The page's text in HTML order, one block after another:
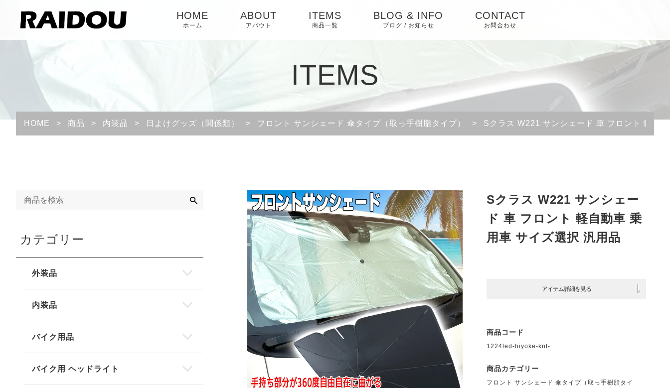
HOME
ホーム
ABOUT
アバウト
ITEMS
商品一覧
BLOG & INFO
ブログ / お知らせ
ピックアップ
CONTACT
お問合わせ
ITEMS
HOME > 商品 > 内装品 > 日よけグッズ（関係類） > フロント サンシェード 傘タイプ（取っ手樹脂タイプ） > Sクラス W221 サンシェード 車 フロント 軽自
Sクラス W221 サンシェー
ド 車 フロント 軽自動車 乗
用車 サイズ選択 汎用品
アイテム詳細を見る
商品コード
1224led-hiyoke-knt-
商品カテゴリー
フロント サンシェード 傘タイプ（取っ手樹脂タイ
カテゴリー
外装品
内装品
バイク用品
バイク用 ヘッドライト